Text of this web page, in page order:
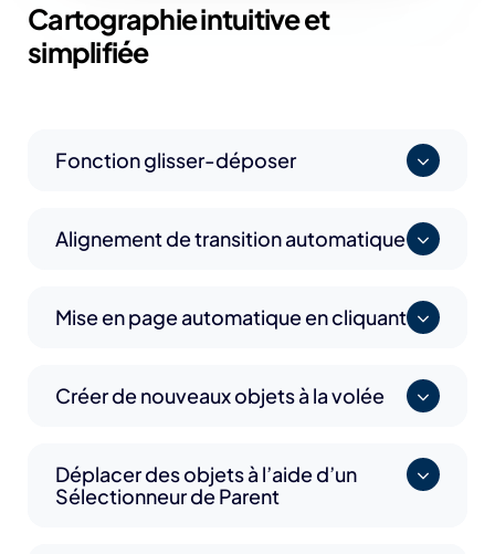
Cartographie intuitive et
simplifiée
Fonction glisser-déposer
Alignement de transition automatique
Mise en page automatique en cliquant sur
Créer de nouveaux objets à la volée
Déplacer des objets à l’aide d’un
Sélectionneur de Parent